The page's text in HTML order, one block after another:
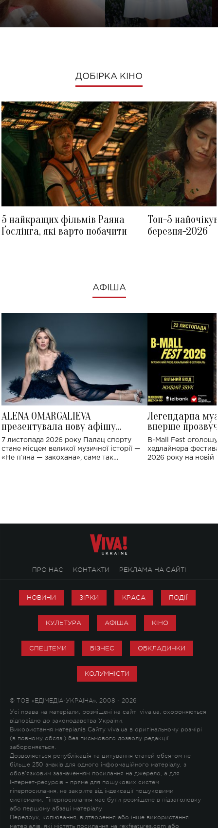
ДОБІРКА КІНО
5 найкращих фільмів Раяна
Ґослінга, які варто побачити
Топ-5
березня-2026
АФІША
ALENA OMARGALIEVA
презентувала нову афішу
великого концерту в Палаці
спорту
7 листопада 2026 року Палац спорту
стане місцем великої музичної історії —
«Не пʼяна — закохана», саме так
Легендарна
вперше
Україні: де
B-Mall Fest
хедлайнера
2026 року на новій
ПРО НАС КОНТАКТИ РЕКЛАМА НА САЙТІ
НОВИНИ ЗІРКИ КРАСА ПОДІЇ
КУЛЬТУРА АФІША КІНО
СПЕЦТЕМИ БІЗНЕС ОБКЛАДИНКИ
КОЛУМНІСТИ
© ТОВ «ЕДІМЕДІА-УКРАЇНА», 2008 - 2026
Усі права на матеріали, розміщені на сайті viva.ua, охороняються
відповідно до законодавства України.
Використання матеріалів Сайту viva.ua в оригінальному розмірі
(в повному обсязі) без письмового дозволу редакції
забороняється.
Дозволяється републікація та цитування статей обсягом не
більше 250 знаків для одного інформаційного матеріалу, з
обов'язковим зазначенням посилання на джерело, а для
Інтернет-ресурсів – пряме для пошукових систем
гіперпосилання, не закрите від індексації пошуковими
системами. Гіперпосилання має бути розміщене в підзаголовку
або першому абзаці матеріалу.
Передрук, копіювання, відтворення або інше використання
матеріалів, які містять посилання на rexfeatures.com або